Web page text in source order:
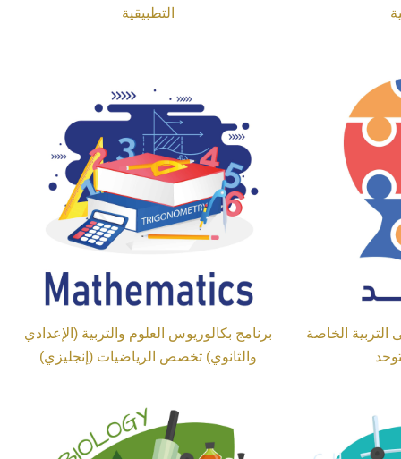
التطبيقية
التربية الخاصة
برنامج بكالوريوس العلوم والتربية (الإعدادي
والثانوي) تخصص الرياضيات (إنجليزي)